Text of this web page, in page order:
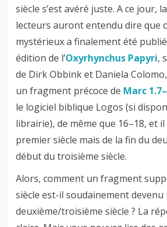
siècle s’est avéré juste. A ce jour,
lecteurs auront entendu dire que
mystérieux a finalement été
édition de l’Oxyrhynchus Papyri,
de Dirk Obbink et Daniela Colomo,
un fragment précoce de Marc
le logiciel biblique Logos (si
librairie), de même que 16–18, et
premier siècle mais de la fin du
début du troisième siècle.
Alors, comment un fragment
siècle est-il soudainement
deuxième/troisième siècle ? La